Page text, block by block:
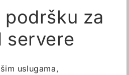
podršku za
servere
uslugama,